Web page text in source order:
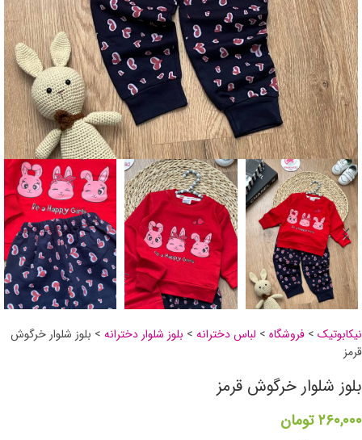
نیکابوتیک > فروشگاه > لباس دخترانه > بلوز شلوار دخترانه > بلوز شلوار خرگوش
قرمز
بلوز شلوار خرگوش قرمز
۲۶۰,۰۰۰ تومان